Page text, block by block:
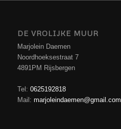
DE VROLIJKE MUUR
Marjolein Daemen
Noordhoeksestraat 7
4891PM Rijsbergen
Tel: 0625192818
Mail: marjoleindaemen@gmail.com